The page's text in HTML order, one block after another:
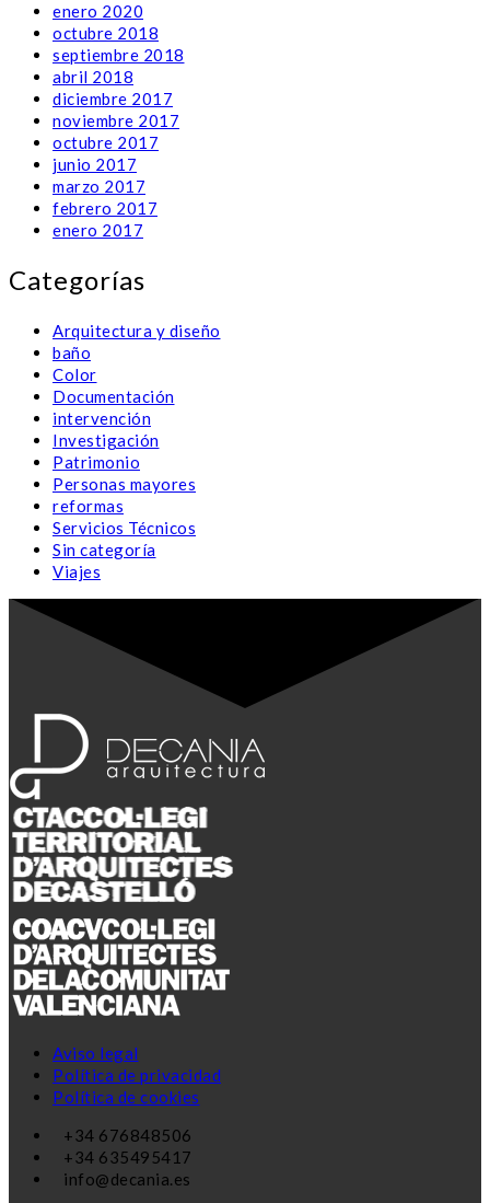
enero 2020
octubre 2018
septiembre 2018
abril 2018
diciembre 2017
noviembre 2017
octubre 2017
junio 2017
marzo 2017
febrero 2017
enero 2017
Categorías
Arquitectura y diseño
baño
Color
Documentación
intervención
Investigación
Patrimonio
Personas mayores
reformas
Servicios Técnicos
Sin categoría
Viajes
Aviso legal
Política de privacidad
Política de cookies
+34 676848506
+34 635495417
info@decania.es